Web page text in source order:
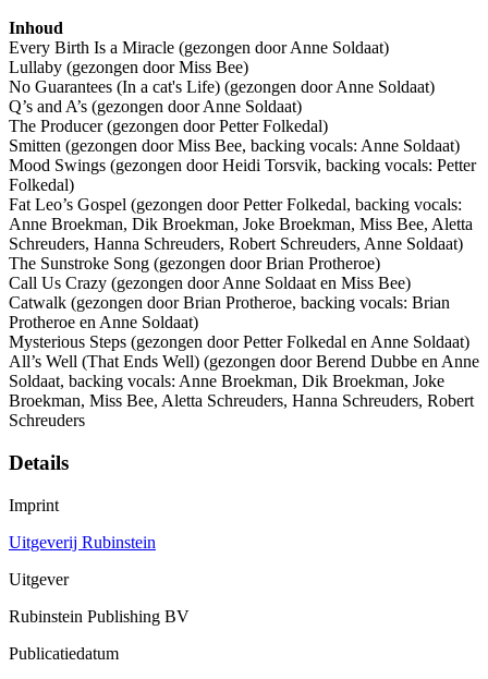
Inhoud
Every Birth Is a Miracle (gezongen door Anne Soldaat)
Lullaby (gezongen door Miss Bee)
No Guarantees (In a cat's Life) (gezongen door Anne Soldaat)
Q’s and A’s (gezongen door Anne Soldaat)
The Producer (gezongen door Petter Folkedal)
Smitten (gezongen door Miss Bee, backing vocals: Anne Soldaat)
Mood Swings (gezongen door Heidi Torsvik, backing vocals: Petter
Folkedal)
Fat Leo’s Gospel (gezongen door Petter Folkedal, backing vocals:
Anne Broekman, Dik Broekman, Joke Broekman, Miss Bee, Aletta
Schreuders, Hanna Schreuders, Robert Schreuders, Anne Soldaat)
The Sunstroke Song (gezongen door Brian Protheroe)
Call Us Crazy (gezongen door Anne Soldaat en Miss Bee)
Catwalk (gezongen door Brian Protheroe, backing vocals: Brian
Protheroe en Anne Soldaat)
Mysterious Steps (gezongen door Petter Folkedal en Anne Soldaat)
All’s Well (That Ends Well) (gezongen door Berend Dubbe en Anne
Soldaat, backing vocals: Anne Broekman, Dik Broekman, Joke
Broekman, Miss Bee, Aletta Schreuders, Hanna Schreuders, Robert
Schreuders
Details
Imprint
Uitgeverij Rubinstein
Uitgever
Rubinstein Publishing BV
Publicatiedatum